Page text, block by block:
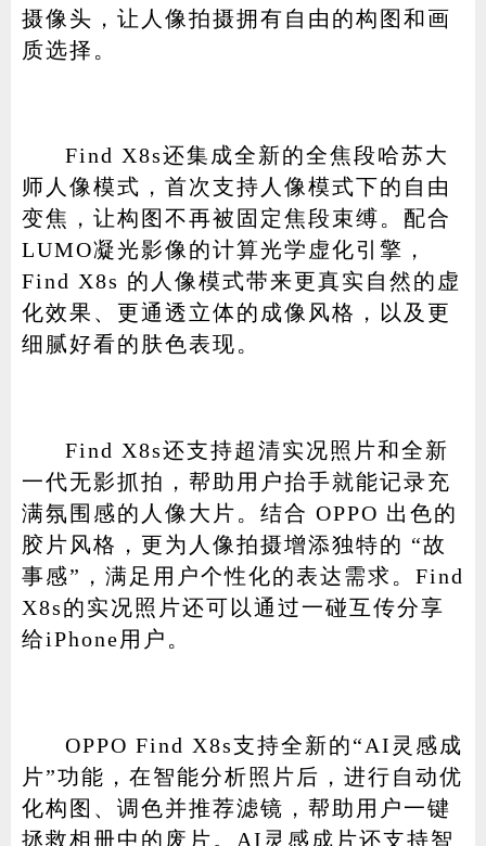
摄像头，让人像拍摄拥有自由的构图和画
质选择。
Find X8s还集成全新的全焦段哈苏大
师人像模式，首次支持人像模式下的自由
变焦，让构图不再被固定焦段束缚。配合
LUMO凝光影像的计算光学虚化引擎，
Find X8s 的人像模式带来更真实自然的虚
化效果、更通透立体的成像风格，以及更
细腻好看的肤色表现。
Find X8s还支持超清实况照片和全新
一代无影抓拍，帮助用户抬手就能记录充
满氛围感的人像大片。结合 OPPO 出色的
胶片风格，更为人像拍摄增添独特的 “故
事感”，满足用户个性化的表达需求。Find
X8s的实况照片还可以通过一碰互传分享
给iPhone用户。
OPPO Find X8s支持全新的“AI灵感成
片”功能，在智能分析照片后，进行自动优
化构图、调色并推荐滤镜，帮助用户一键
拯救相册中的废片。AI灵感成片还支持智